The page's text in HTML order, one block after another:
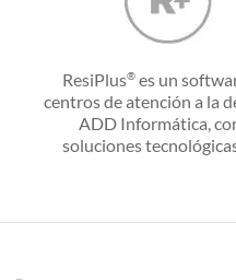
ResiPlus® es un
centros de atención a la
ADD Informática,
soluciones